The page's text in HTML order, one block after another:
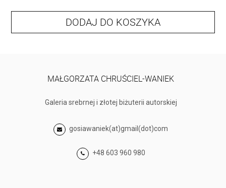
DODAJ DO KOSZYKA
MAŁGORZATA CHRUŚCIEL-WANIEK
Galeria srebrnej i złotej biżuterii autorskiej
gosiawaniek(at)gmail(dot)com
+48 603 960 980